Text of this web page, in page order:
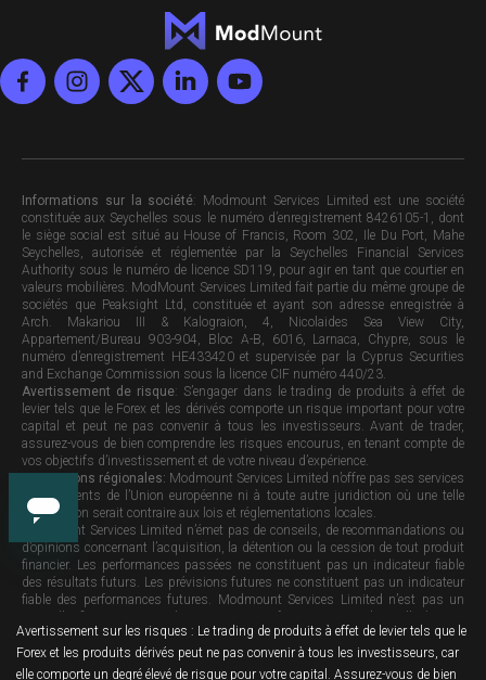
Informations sur la société: Modmount Services Limited est une société
constituée aux Seychelles sous le numéro d’enregistrement 8426105-1, dont
le siège social est situé au House of Francis, Room 302, Ile Du Port, Mahe
Seychelles, autorisée et réglementée par la Seychelles Financial Services
Authority sous le numéro de licence SD119, pour agir en tant que courtier en
valeurs mobilières. ModMount Services Limited fait partie du même groupe de
sociétés que Peaksight Ltd, constituée et ayant son adresse enregistrée à
Arch. Makariou III & Kalograion, 4, Nicolaides Sea View City,
Appartement/Bureau 903-904, Bloc A-B, 6016, Larnaca, Chypre, sous le
numéro d’enregistrement HE433420 et supervisée par la Cyprus Securities
and Exchange Commission sous la licence CIF numéro 440/23.
Avertissement de risque: S’engager dans le trading de produits à effet de
levier tels que le Forex et les dérivés comporte un risque important pour votre
capital et peut ne pas convenir à tous les investisseurs. Avant de trader,
assurez-vous de bien comprendre les risques encourus, en tenant compte de
vos objectifs d’investissement et de votre niveau d’expérience.
Restrictions régionales: Modmount Services Limited n’offre pas ses services
aux résidents de l’Union européenne ni à toute autre juridiction où une telle
distribution serait contraire aux lois et réglementations locales.
Modmount Services Limited n’émet pas de conseils, de recommandations ou
d’opinions concernant l’acquisition, la détention ou la cession de tout produit
financier. Les performances passées ne constituent pas un indicateur fiable
des résultats futurs. Les prévisions futures ne constituent pas un indicateur
fiable des performances futures. Modmount Services Limited n’est pas un
uniquement.
Avertissement sur les risques : Le trading de produits à effet de levier tels que le
Forex et les produits dérivés peut ne pas convenir à tous les investisseurs, car
elle comporte un degré élevé de risque pour votre capital. Assurez-vous de bien